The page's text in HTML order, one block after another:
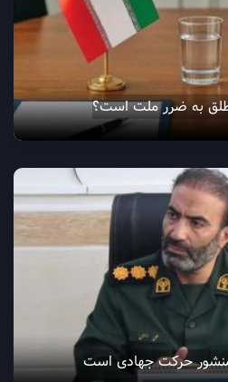
به ضرر ملت است؟
منشور حرکت جهادی است